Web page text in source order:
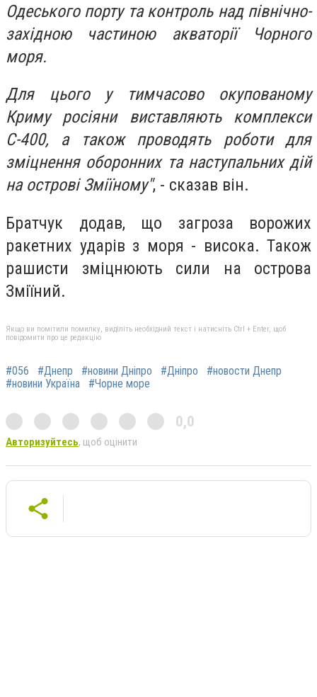
Одеського порту та контроль над північно-
західною частиною акваторії Чорного
моря.
Для цього у тимчасово окупованому
Криму росіяни виставляють комплекси
С-400, а також проводять роботи для
зміцнення оборонних та наступальних дій
на острові Зміїному", - сказав він.
Братчук додав, що загроза ворожих
ракетних ударів з моря - висока. Також
рашисти зміцнюють сили на острова
Зміїний.
Якщо ви помітили помилку, виділіть необхідний текст і натисніть Ctrl + Enter, щоб
повідомити про це редакцію
#056 #Днепр #новини Дніпро #Дніпро
#новости Днепр
#новини Україна
#Чорне море
0,0
Авторизуйтесь, щоб оцінити